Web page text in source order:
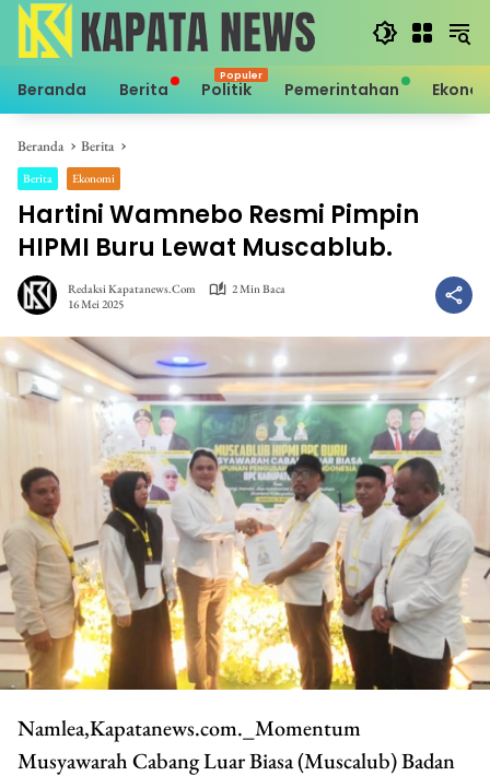
Langsung
konten
Beranda Berita Politik Pemerintahan
Beranda Berita
Berita Ekonomi
Hartini Wamnebo Resmi Pimpin
HIPMI Buru Lewat Muscablub.
Redaksi Kapatanews.com
2 Min Baca
16 Mei 2025
Namlea,Kapatanews.com._Momentum
Musyawarah Cabang Luar Biasa (Muscalub) Badan